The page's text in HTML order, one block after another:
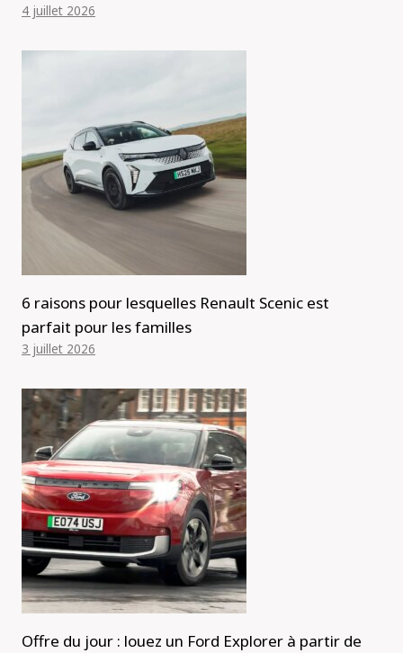
4 juillet 2026
6 raisons pour lesquelles Renault Scenic est
parfait pour les familles
3 juillet 2026
Offre du jour : louez un Ford Explorer à partir de